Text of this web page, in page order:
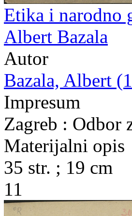
Etika i narodno
Albert Bazala
Autor
Bazala, Albert
Impresum
Zagreb : Odbor
Materijalni opis
35 str. ; 19 cm
11